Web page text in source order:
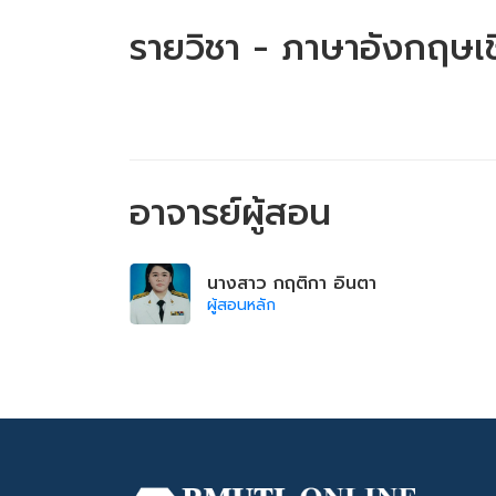
รายวิชา - ภาษาอังกฤษเ
อาจารย์ผู้สอน
นางสาว กฤติกา อินตา
ผู้สอนหลัก